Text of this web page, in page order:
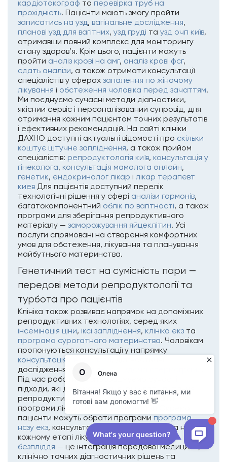
кардіотокограф та перевірка труб на
прохідність. Пацієнти мають змогу пройти
записатись на узд, вагінальне дослідження,
планові узд для вагітних, узд груді та узд очп київ,
отримавши повний комплекс для моніторингу
стану здоров’я. Крім цього, пацієнти можуть
пройти аналіз крові на амг, аналіз крові фсг,
сдать аналізи, а також отримати консультації
спеціалістів у сферах запалення по жіночому
лікування і обстеження чоловіка перед зачаттям.
Ми поєднуємо сучасні методи діагностики,
якісний сервіс і персоналізований супровід, для
отримання кожним пацієнтом точних результатів
і ефективних рекомендацій. На сайті клініки
ДАХНО доступні актуальні відомості про скільки
коштує штучне запліднення, а також прийом
спеціалістів: репродуктологія київ, консультація у
гінеколога, консультація мамолога онлайн,
генетик, ендокринолог лікар і лікар терапевт
киев Для пацієнтів доступний перелік
технологічні рішення у сфері аналізи гормонів,
багатокомпонентний облік по вагітності, а також
програми для зберігання репродуктивного
матеріалу — заморожування яйцеклітин. Усі
послуги спрямовані на створення комфортних
умов для обстеження, лікування та планування
майбутнього материнства.
Генетичний тест на сумісність пари —
передові методи репродуктології та
турбота про пацієнтів
Клініка також розвиває напрямок на допоміжних
репродуктивних технологіях, серед яких
інсемінація ціни, іксі запліднення, клініка екз та
програма сурогатного материнства. Чоловікам
пропонуються консультації у напрямку
консультація андролога
дослідження
біопсія яєчок
Під час роботи ми впроваджуємо сучасні
підходи, які допомагають вирішувати питання
репродуктивного здоров’я та підбирати
програми лікування для кожної пари Окремо
пацієнти можуть обрати програми програма
нсзу екз, консультації лікарів та підтримка на
кожному етапі лікування.клініка лікування
безпліддя — це інтеграція передової медицини,
клінічно точних діагностичних рішень та